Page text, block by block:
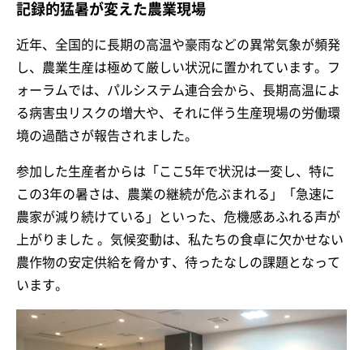
記録的猛暑が変えた農業現場
近年、全国的に長期の高温や豪雨などの異常気象が頻発
し、農業生産は極めて厳しい状況に置かれています。フ
ォーラムでは、パルシステム連合会から、長期高温によ
る病害虫リスクの増大や、それに伴う生産現場の労働環
境の過酷さが報告されました。
参加した生産者からは「ここ5年で状況は一変し、特に
この3年の暑さは、農業の継続が危ぶまれる」「急速に
農家が減り続けている」といった、危機感あふれる声が
上がりました 。気候変動は、私たちの食卓に欠かせない
農作物の安定供給を脅かす、待ったなしの課題となって
います。